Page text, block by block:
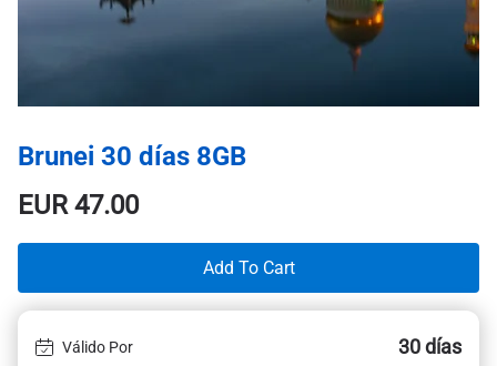
Brunei 30 días 8GB
EUR47.00
Add To Cart
Válido Por 30 días